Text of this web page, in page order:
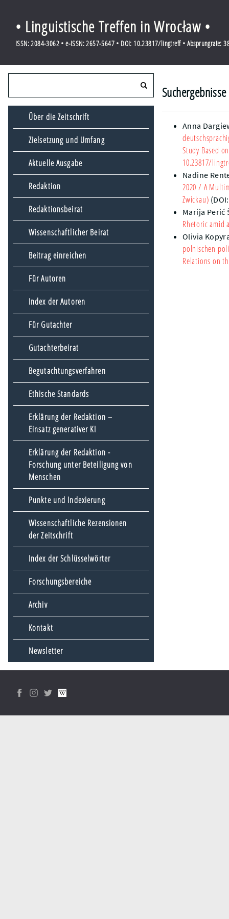
• Linguistische Treffen in Wrocław •
ISSN: 2084-3062 • e-ISSN: 2657-5647 • DOI: 10.23817/lingtreff • Absprungrate:
Über die Zeitschrift
Zielsetzung und Umfang
Aktuelle Ausgabe
Redaktion
Redaktionsbeirat
Wissenschaftlicher Beirat
Beitrag einreichen
Für Autoren
Index der Autoren
Für Gutachter
Gutachterbeirat
Begutachtungsverfahren
Ethische Standards
Erklärung der Redaktion –
Einsatz generativer KI
Erklärung der Redaktion -
Forschung unter Beteiligung von
Menschen
Punkte und Indexierung
Wissenschaftliche Rezensionen
der Zeitschrift
Index der Schlüsselwörter
Forschungsbereiche
Archiv
Kontakt
Newsletter
Anna
Study Based
10.23817/
Nadine
2020 / A
Zwickau)
Marija Perić
Rhetoric amid
Olivia
polnischen
Relations on